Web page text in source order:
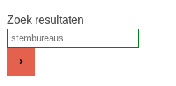
Zoek resultaten